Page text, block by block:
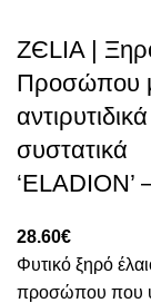
ZЄLIA |
Προσώπου
αντιρυτιδικά
συστατικά
‘ELADION’
28.60€
Φυτικό ξηρό
προσώπου που